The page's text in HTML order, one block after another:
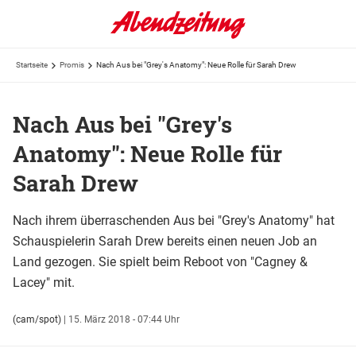
Startseite Promis Nach Aus bei "Grey's Anatomy": Neue Rolle für Sarah Drew
Nach Aus bei "Grey's
Anatomy": Neue Rolle für
Sarah Drew
Nach ihrem überraschenden Aus bei "Grey's Anatomy" hat
Schauspielerin Sarah Drew bereits einen neuen Job an
Land gezogen. Sie spielt beim Reboot von "Cagney &
Lacey" mit.
(cam/spot) | 15. März 2018 - 07:44 Uhr